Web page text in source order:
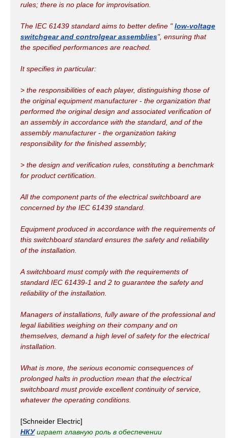
rules; there is no place for improvisation.
The IEC 61439 standard aims to better define " low-voltage
switchgear and controlgear assemblies", ensuring that
the specified performances are reached.
It specifies in particular:
> the responsibilities of each player, distinguishing those of
the original equipment manufacturer - the organization that
performed the original design and associated verification of
an assembly in accordance with the standard, and of the
assembly manufacturer - the organization taking
responsibility for the finished assembly;
> the design and verification rules, constituting a benchmark
for product certification.
All the component parts of the electrical switchboard are
concerned by the IEC 61439 standard.
Equipment produced in accordance with the requirements of
this switchboard standard ensures the safety and reliability
of the installation.
A switchboard must comply with the requirements of
standard IEC 61439-1 and 2 to guarantee the safety and
reliability of the installation.
Managers of installations, fully aware of the professional and
legal liabilities weighing on their company and on
themselves, demand a high level of safety for the electrical
installation.
What is more, the serious economic consequences of
prolonged halts in production mean that the electrical
switchboard must provide excellent continuity of service,
whatever the operating conditions.
[Schneider Electric]
НКУиграет главную роль в обеспечении